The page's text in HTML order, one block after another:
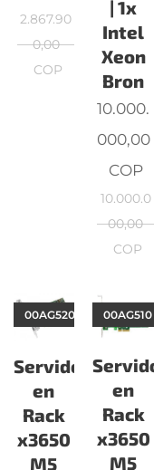
2.867.90
0,00
COP
| 1x
Intel
Xeon
Bron
10.000.
000,00
COP
10.000.0
00,00
COP
Servidor
en
Rack
x3650
M5
00AG520
en
Rack
x3650
M5
00AG510